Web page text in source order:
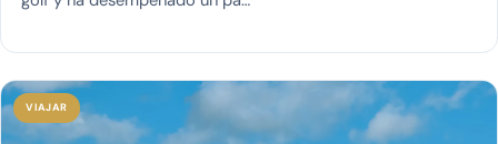
VIAJAR